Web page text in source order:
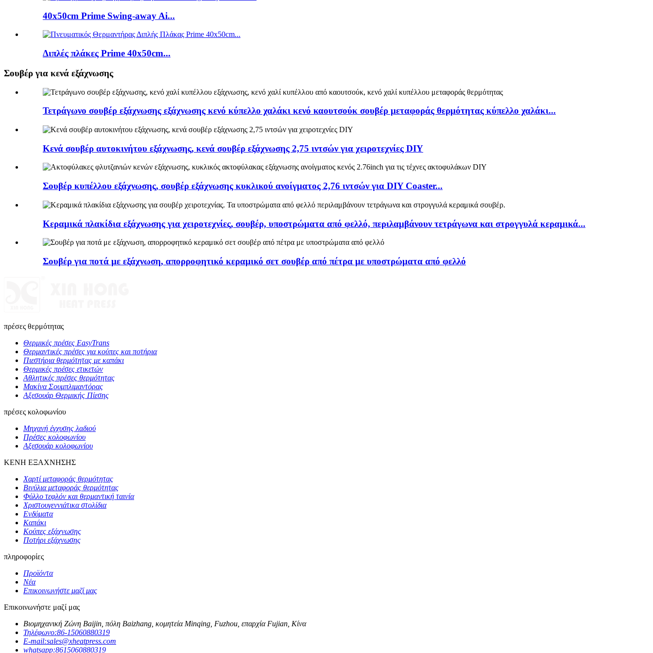
40x50cm Prime Swing-away Ai...
Διπλές πλάκες Prime 40x50cm...
Σουβέρ για κενά εξάχνωσης
Τετράγωνο σουβέρ εξάχνωσης εξάχνωσης κενό κύπελλο χαλάκι κενό καουτσούκ σουβέρ μεταφοράς θερμότητας κύπελλο χαλάκι...
Κενά σουβέρ αυτοκινήτου εξάχνωσης, κενά σουβέρ εξάχνωσης 2,75 ιντσών για χειροτεχνίες DIY
Σουβέρ κυπέλλου εξάχνωσης, σουβέρ εξάχνωσης κυκλικού ανοίγματος 2,76 ιντσών για DIY Coaster...
Κεραμικά πλακίδια εξάχνωσης για χειροτεχνίες, σουβέρ, υποστρώματα από φελλό, περιλαμβάνουν τετράγωνα και στρογγυλά κεραμικά...
Σουβέρ για ποτά με εξάχνωση, απορροφητικό κεραμικό σετ σουβέρ από πέτρα με υποστρώματα από φελλό
πρέσες θερμότητας
Θερμικές πρέσες EasyTrans
Θερμαντικές πρέσες για κούπες και ποτήρια
Πιεστήρια θερμότητας με καπάκι
Θερμικές πρέσες ετικετών
Αθλητικές πρέσες θερμότητας
Μακίνα Σουμπλιμαντόρας
Αξεσουάρ Θερμικής Πίεσης
πρέσες κολοφωνίου
Μηχανή έγχυσης λαδιού
Πρέσες κολοφωνίου
Αξεσουάρ κολοφωνίου
ΚΕΝΗ ΕΞΑΧΝΗΣΗΣ
Χαρτί μεταφοράς θερμότητας
Βινύλια μεταφοράς θερμότητας
Φύλλο τεφλόν και θερμαντική ταινία
Χριστουγεννιάτικα στολίδια
Ενδύματα
Καπάκι
Κούπες εξάχνωσης
Ποτήρι εξάχνωσης
πληροφορίες
Προϊόντα
Νέα
Επικοινωνήστε μαζί μας
Επικοινωνήστε μαζί μας
Βιομηχανική Ζώνη Baijin, πόλη Baizhang, κομητεία Minqing, Fuzhou, επαρχία Fujian, Κίνα
Τηλέφωνο:86-15060880319
E-mail:sales@xheatpress.com
whatsapp:8615060880319